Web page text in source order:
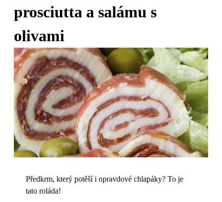
prosciutta a salámu s
olivami
Předkrm, který potěší i opravdové chlapáky? To je
tato roláda!